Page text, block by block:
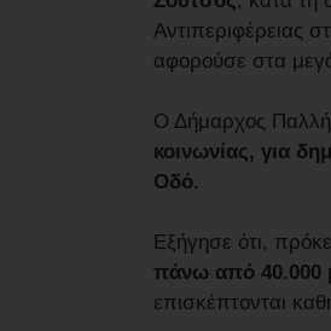
Αντιπεριφέρειας
αφορούσε στα
Ο Δήμαρχος
κοινωνίας, για
Οδό.
Εξήγησε ότι,
πάνω από 40.000
επισκέπτονται